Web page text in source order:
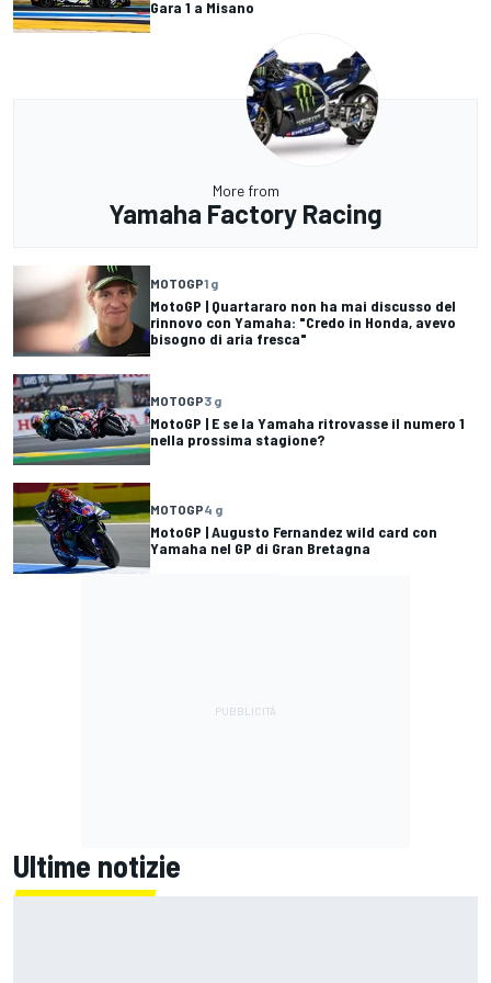
Gara 1 a Misano
More from
Yamaha Factory Racing
MOTOGP1 g
MotoGP | Quartararo non ha mai discusso del
rinnovo con Yamaha: "Credo in Honda, avevo
bisogno di aria fresca"
MOTOGP3 g
MotoGP | E se la Yamaha ritrovasse il numero 1
nella prossima stagione?
MOTOGP4 g
MotoGP | Augusto Fernandez wild card con
Yamaha nel GP di Gran Bretagna
Ultime notizie